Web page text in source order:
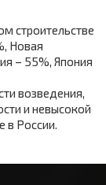
строительстве
Новая
– 55%, Япония
возведения,
и невысокой
в России.​